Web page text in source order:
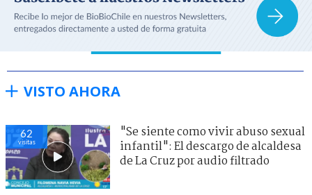
VISTO AHORA
62
visitas
"Se siente como vivir abuso sexual
infantil": El descargo de alcaldesa
de La Cruz por audio filtrado